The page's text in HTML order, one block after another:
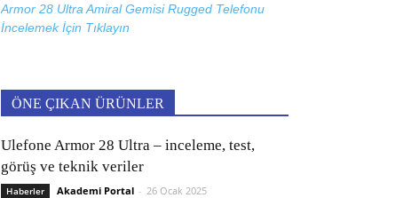
Armor 28 Ultra Amiral Gemisi Rugged Telefonu
İncelemek İçin Tıklayın
ÖNE ÇIKAN ÜRÜNLER
Ulefone Armor 28 Ultra – inceleme, test,
görüş ve teknik veriler
Haberler Akademi Portal - 26 Ocak 2025